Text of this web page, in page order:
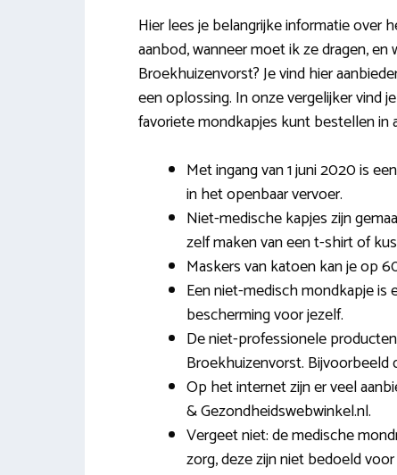
Hier lees je belangrijke informatie over
aanbod, wanneer moet ik ze dragen,
Broekhuizenvorst? Je vind hier
een oplossing. In onze vergelijker vind
favoriete mondkapjes kunt bestellen in
Met ingang van 1 juni 2020 is
in het openbaar vervoer.
Niet-medische kapjes zijn
zelf maken van een t-shirt of
Maskers van katoen kan je op
Een niet-medisch mondkapje is
bescherming voor jezelf.
De niet-professionele
Broekhuizenvorst. Bijvoorbeeld
Op het internet zijn er veel
& Gezondheidswebwinkel.nl.
Vergeet niet: de medische
zorg, deze zijn niet bedoeld